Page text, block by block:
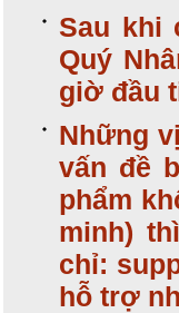
Sau khi
Quý
giờ đầu
Những
vấn đề
phẩm
minh)
chỉ:
hỗ trợ